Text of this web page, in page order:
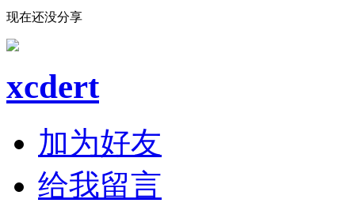
现在还没分享
xcdert
加为好友
给我留言